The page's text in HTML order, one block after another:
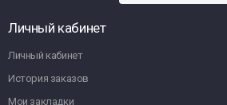
Личный кабинет
Личный кабинет
История заказов
Мои закладки